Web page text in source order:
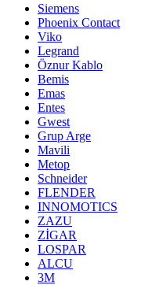
Siemens
Phoenix Contact
Viko
Legrand
Öznur Kablo
Bemis
Emas
Entes
Gwest
Grup Arge
Mavili
Metop
Schneider
FLENDER
INNOMOTICS
ZAZU
ZİGAR
LOSPAR
ALCU
3M